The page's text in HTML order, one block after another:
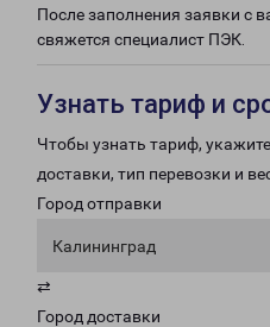
После заполнения заявки с
свяжется специалист ПЭК.
Узнать тариф и
Чтобы узнать тариф,
доставки, тип перевозки и
Город отправки
Калининград
⇄
Город доставки